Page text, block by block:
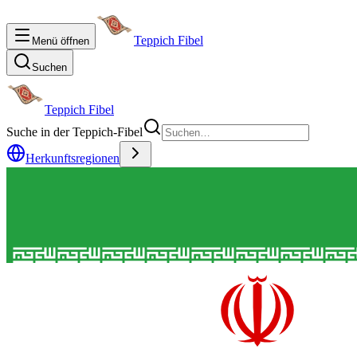
Menü öffnen Teppich Fibel
Suchen
Teppich Fibel
Suche in der Teppich-Fibel
Herkunftsregionen